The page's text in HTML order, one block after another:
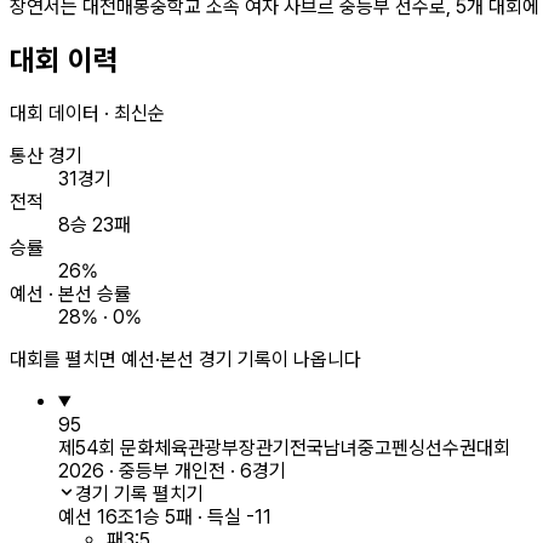
장연서는 대전매봉중학교 소속 여자 사브르 중등부 선수로, 5개 대회
대회 이력
대회 데이터 · 최신순
통산 경기
31경기
전적
8승 23패
승률
26%
예선 · 본선 승률
28% · 0%
대회를 펼치면 예선·본선 경기 기록이 나옵니다
95
제54회 문화체육관광부장관기전국남녀중고펜싱선수권대회
2026 · 중등부 개인전 · 6경기
경기 기록 펼치기
예선 16조1승 5패 · 득실 -11